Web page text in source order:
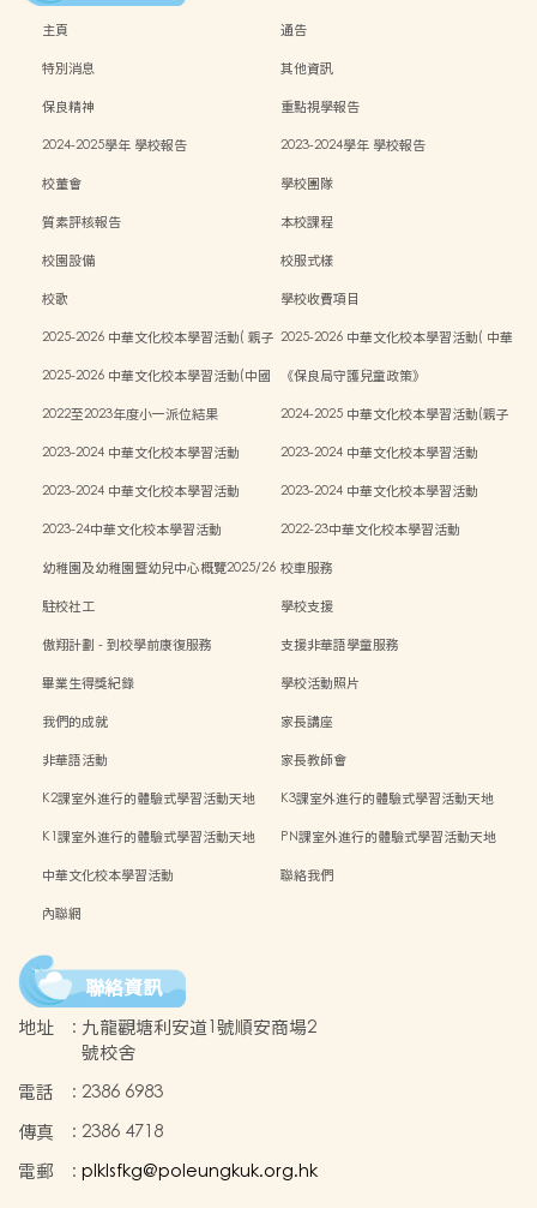
主頁
通告
特別消息
其他資訊
保良精神
重點視學報告
2024-2025學年 學校報告
2023-2024學年 學校報告
校董會
學校團隊
質素評核報告
本校課程
校園設備
校服式樣
校歌
學校收費項目
2025-2026 中華文化校本學習活動( 親子 2025-2026 中華文化校本學習活動( 中華
2025-2026 中華文化校本學習活動(中國
《保良局守護兒童政策》
2022至2023年度小一派位結果
2024-2025 中華文化校本學習活動(親子
2023-2024 中華文化校本學習活動
2023-2024 中華文化校本學習活動
2023-2024 中華文化校本學習活動
2023-2024 中華文化校本學習活動
2023-24中華文化校本學習活動
2022-23中華文化校本學習活動
幼稚園及幼稚園暨幼兒中心概覽2025/26 校車服務
駐校社工
學校支援
傲翔計劃 - 到校學前康復服務
支援非華語學童服務
畢業生得獎紀錄
學校活動照片
我們的成就
家長講座
非華語活動
家長教師會
K2課室外進行的體驗式學習活動天地
K3課室外進行的體驗式學習活動天地
K1課室外進行的體驗式學習活動天地
PN課室外進行的體驗式學習活動天地
中華文化校本學習活動
聯絡我們
內聯網
聯絡資訊
地址 : 九龍觀塘利安道1號順安商場2
號校舍
電話
: 2386 6983
傳真
: 2386 4718
電郵
: plklsfkg@poleungkuk.org.hk